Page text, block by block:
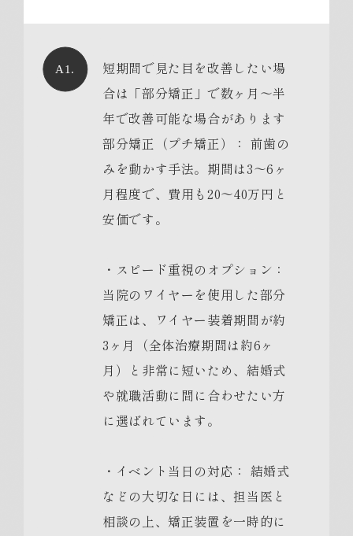
A1.
短期間で見た目を改善したい場
合は「部分矯正」で数ヶ月〜半
年で改善可能な場合があります
部分矯正（プチ矯正）： 前歯の
みを動かす手法。期間は3〜6ヶ
月程度で、費用も20〜40万円と
安価です。
・スピード重視のオプション：
当院のワイヤーを使用した部分
矯正は、ワイヤー装着期間が約
3ヶ月（全体治療期間は約6ヶ
月）と非常に短いため、結婚式
や就職活動に間に合わせたい方
に選ばれています。
・イベント当日の対応： 結婚式
などの大切な日には、担当医と
相談の上、矯正装置を一時的に